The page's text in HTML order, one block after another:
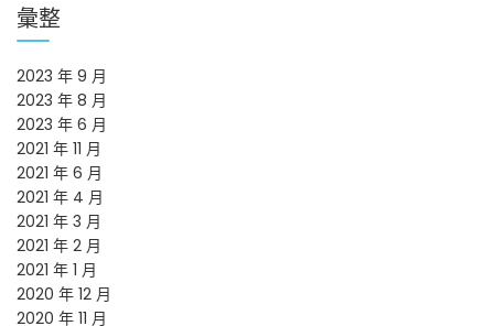
彙整
2023 年 9 月
2023 年 8 月
2023 年 6 月
2021 年 11 月
2021 年 6 月
2021 年 4 月
2021 年 3 月
2021 年 2 月
2021 年 1 月
2020 年 12 月
2020 年 11 月